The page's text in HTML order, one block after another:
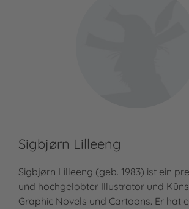
Sigbjørn Lilleeng
Sigbjørn Lilleeng (geb. 1983) ist ein
und hochgelobter Illustrator und
Graphic Novels und Cartoons. Er hat